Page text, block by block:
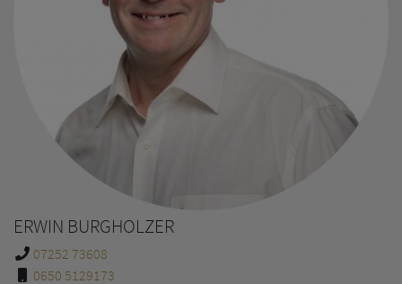
ERWIN BURGHOLZER
07252 73608
0650 5129173